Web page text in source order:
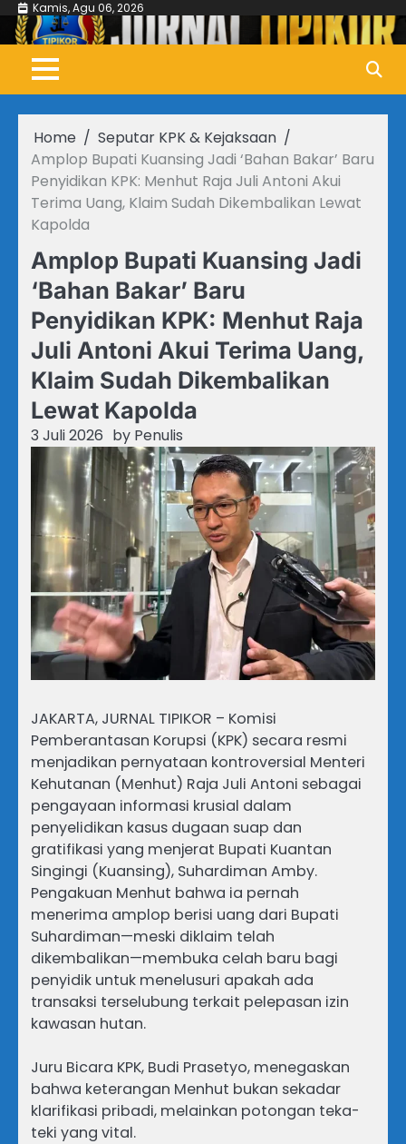
Skip
content
Kamis, Agu 06, 2026
Home
Seputar KPK & Kejaksaan
Amplop Bupati Kuansing Jadi ‘Bahan Bakar’ Baru
Penyidikan KPK: Menhut Raja Juli Antoni Akui
Terima Uang, Klaim Sudah Dikembalikan Lewat
Kapolda
Amplop Bupati Kuansing Jadi
‘Bahan Bakar’ Baru
Penyidikan KPK: Menhut Raja
Juli Antoni Akui Terima Uang,
Klaim Sudah Dikembalikan
Lewat Kapolda
3 Juli 2026 by Penulis
JAKARTA, JURNAL TIPIKOR – Komisi
Pemberantasan Korupsi (KPK) secara resmi
menjadikan pernyataan kontroversial Menteri
Kehutanan (Menhut) Raja Juli Antoni sebagai
pengayaan informasi krusial dalam
penyelidikan kasus dugaan suap dan
gratifikasi yang menjerat Bupati Kuantan
Singingi (Kuansing), Suhardiman Amby.
Pengakuan Menhut bahwa ia pernah
menerima amplop berisi uang dari Bupati
Suhardiman—meski diklaim telah
dikembalikan—membuka celah baru bagi
penyidik untuk menelusuri apakah ada
transaksi terselubung terkait pelepasan izin
kawasan hutan.
Juru Bicara KPK, Budi Prasetyo, menegaskan
bahwa keterangan Menhut bukan sekadar
klarifikasi pribadi, melainkan potongan teka-
teki yang vital.